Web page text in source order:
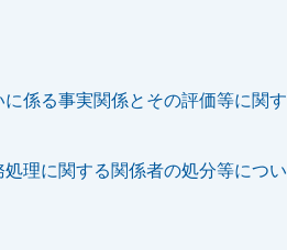
係る事実関係とその評価等に関す
理に関する関係者の処分等につい